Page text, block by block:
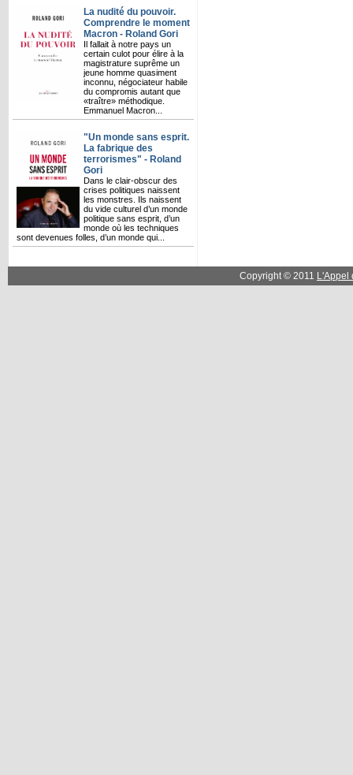
La nudité du pouvoir.
Comprendre le moment
Macron - Roland Gori
Il fallait à notre pays un
certain culot pour élire à la
magistrature suprême un
jeune homme quasiment
inconnu, négociateur habile
du compromis autant que
«traître» méthodique.
Emmanuel Macron...
"Un monde sans esprit.
La fabrique des
terrorismes" - Roland
Gori
Dans le clair-obscur des
crises politiques naissent
les monstres. Ils naissent
du vide culturel d’un monde
politique sans esprit, d’un
monde où les techniques
sont devenues folles, d’un monde qui...
Copyright © 2011 L'Appel